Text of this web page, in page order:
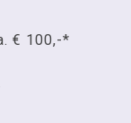
€ 100,-*